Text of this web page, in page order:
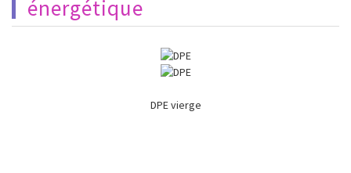
énergétique
DPE vierge